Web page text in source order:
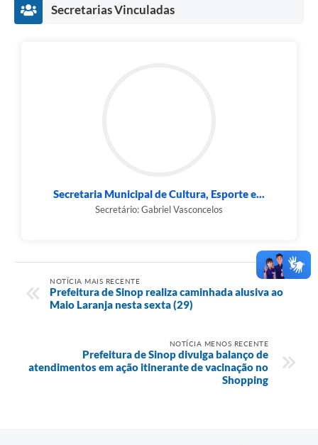
Secretarias Vinculadas
Secretaria Municipal de Cultura, Esporte e...
Secretário: Gabriel Vasconcelos
NOTÍCIA MAIS RECENTE
Prefeitura de Sinop realiza caminhada alusiva ao
Maio Laranja nesta sexta (29)
NOTÍCIA MENOS RECENTE
Prefeitura de Sinop divulga balanço de
atendimentos em ação itinerante de vacinação no
Shopping